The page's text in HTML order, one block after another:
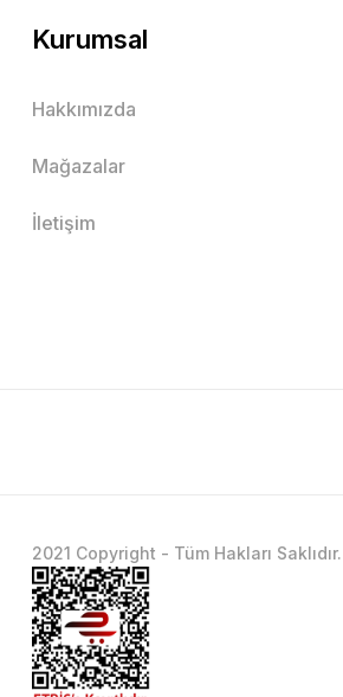
Kurumsal
Hakkımızda
Mağazalar
İletişim
2021 Copyright - Tüm Hakları Saklıdır.